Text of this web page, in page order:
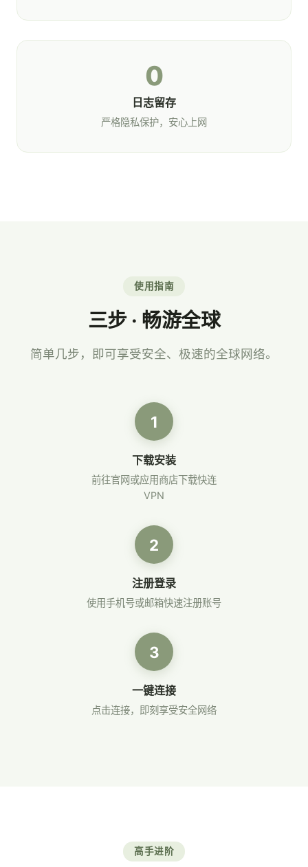
0
日志留存
严格隐私保护，安心上网
使用指南
三步 · 畅游全球
简单几步，即可享受安全、极速的全球网络。
1
下载安装
前往官网或应用商店下载快连
VPN
2
注册登录
使用手机号或邮箱快速注册账号
3
一键连接
点击连接，即刻享受安全网络
高手进阶